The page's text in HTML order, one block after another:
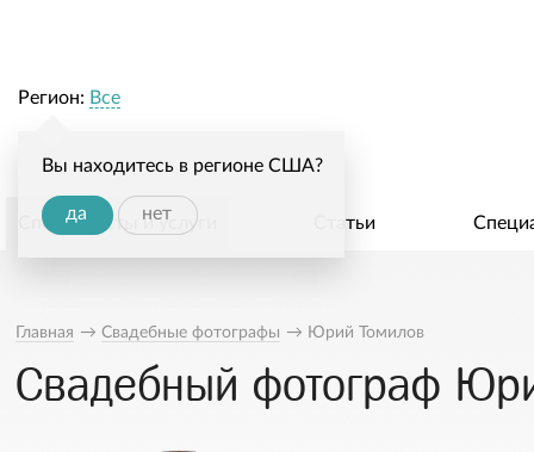
Регион: Все
Вы находитесь в регионе США?
да нет
Специалисты и услуги Статьи
Главная → Свадебные фотографы → Юрий Томилов
Свадебный фотограф